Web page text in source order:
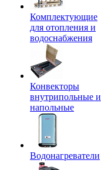
Комплектующие
для отопления и
водоснабжения
Конвекторы
внутрипольные и
напольные
Водонагреватели